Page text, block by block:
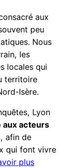
aux
peu
Nous
les
locales qui
territoire
Isère.
Lyon
aux acteurs
, afin de
qui font vivre
plus